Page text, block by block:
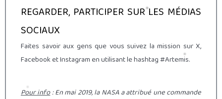
REGARDER, PARTICIPER SUR LES MÉDIAS
SOCIAUX
Faites savoir aux gens que vous suivez la mission sur X,
Facebook et Instagram en utilisant le hashtag #Artemis.
Pour info: En mai 2019, la NASA a attribué une commande